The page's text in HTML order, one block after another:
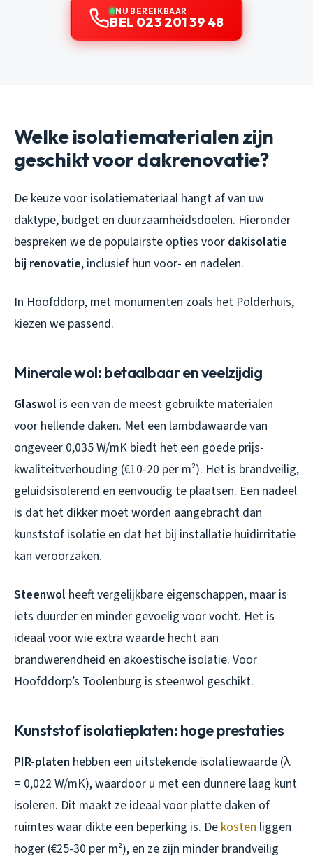
NU BEREIKBAAR
BEL 023 201 39 48
Welke isolatiematerialen zijn
geschikt voor dakrenovatie?
De keuze voor isolatiemateriaal hangt af van uw
daktype, budget en duurzaamheidsdoelen. Hieronder
bespreken we de populairste opties voor dakisolatie
bij renovatie, inclusief hun voor- en nadelen.
In Hoofddorp, met monumenten zoals het Polderhuis,
kiezen we passend.
Minerale wol: betaalbaar en veelzijdig
Glaswol is een van de meest gebruikte materialen
voor hellende daken. Met een lambdawaarde van
ongeveer 0,035 W/mK biedt het een goede prijs-
kwaliteitverhouding (€10-20 per m²). Het is brandveilig,
geluidsisolerend en eenvoudig te plaatsen. Een nadeel
is dat het dikker moet worden aangebracht dan
kunststof isolatie en dat het bij installatie huidirritatie
kan veroorzaken.
Steenwol heeft vergelijkbare eigenschappen, maar is
iets duurder en minder gevoelig voor vocht. Het is
ideaal voor wie extra waarde hecht aan
brandwerendheid en akoestische isolatie. Voor
Hoofddorp’s Toolenburg is steenwol geschikt.
Kunststof isolatieplaten: hoge prestaties
PIR-platen hebben een uitstekende isolatiewaarde (λ
= 0,022 W/mK), waardoor u met een dunnere laag kunt
isoleren. Dit maakt ze ideaal voor platte daken of
ruimtes waar dikte een beperking is. De kosten liggen
hoger (€25-30 per m²), en ze zijn minder brandveilig